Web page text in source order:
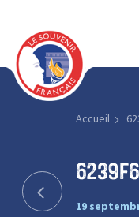
Accueil
19